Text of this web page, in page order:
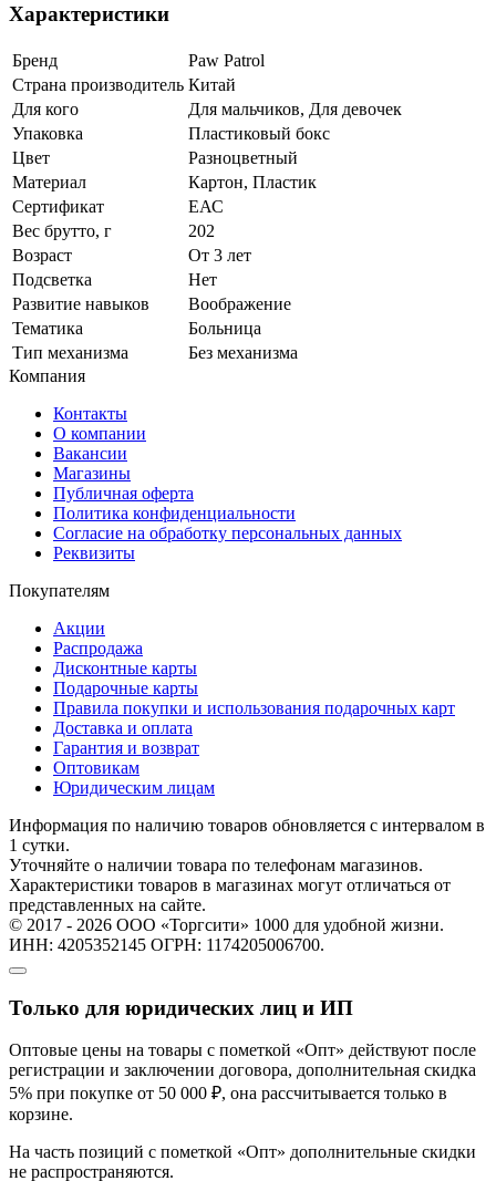
Характеристики
Бренд
Paw Patrol
Страна производитель Китай
Для кого
Для мальчиков, Для девочек
Упаковка
Пластиковый бокс
Цвет
Разноцветный
Материал
Картон, Пластик
Сертификат
ЕАС
Вес брутто, г
202
Возраст
От 3 лет
Подсветка
Нет
Развитие навыков
Воображение
Тематика
Больница
Тип механизма
Без механизма
Компания
Контакты
О компании
Вакансии
Магазины
Публичная оферта
Политика конфиденциальности
Согласие на обработку персональных данных
Реквизиты
Покупателям
Акции
Распродажа
Дисконтные карты
Подарочные карты
Правила покупки и использования подарочных карт
Доставка и оплата
Гарантия и возврат
Оптовикам
Юридическим лицам
Информация по наличию товаров обновляется с интервалом в
1 сутки.
Уточняйте о наличии товара по телефонам магазинов.
Характеристики товаров в магазинах могут отличаться от
представленных на сайте.
© 2017 - 2026 ООО «Торгсити» 1000 для удобной жизни.
ИНН: 4205352145 ОГРН: 1174205006700.
Только для юридических лиц и ИП
Оптовые цены на товары с пометкой «Опт» действуют после
регистрации и заключении договора, дополнительная скидка
5% при покупке от 50 000 ₽, она рассчитывается только в
корзине.
На часть позиций с пометкой «Опт» дополнительные скидки
не распространяются.